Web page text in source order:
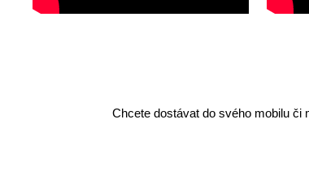
Chcete dostávat do svého mobilu